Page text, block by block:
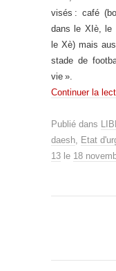
visés : café
dans le XIè, le
le Xè) mais
stade de
vie ».
Continuer la
Publié dans
daesh
Etat
13 le 18